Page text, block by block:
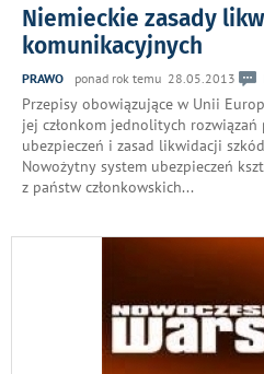
Niemieckie zasady
komunikacyjnych
PRAWO ponad rok temu 28.05.2013
Przepisy obowiązujące w Unii
jej członkom jednolitych rozwiązań
ubezpieczeń i zasad likwidacji
Nowożytny system ubezpieczeń
z państw członkowskich...